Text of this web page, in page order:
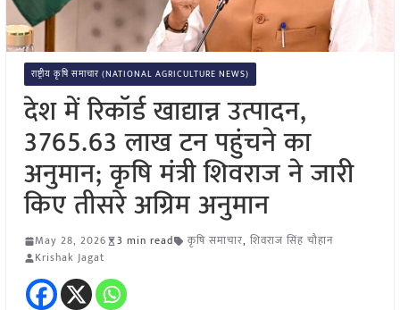
राष्ट्रीय कृषि समाचार (NATIONAL AGRICULTURE NEWS)
देश में रिकॉर्ड खाद्यान्न उत्पादन,
3765.63 लाख टन पहुंचने का
अनुमान; कृषि मंत्री शिवराज ने जारी
किए तीसरे अग्रिम अनुमान
May 28, 2026 3 min read कृषि समाचार, शिवराज सिंह चौहान
Krishak Jagat